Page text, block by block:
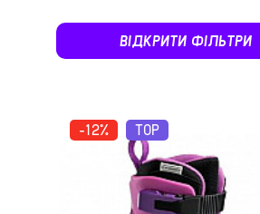
ВІДКРИТИ ФІЛЬТРИ
-12% TOP